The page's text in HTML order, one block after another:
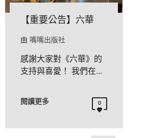
【重要公告】六華
由 嘴嘴出版社
感謝大家對《六華》的
支持與喜愛！ 我們在...
閱讀更多 0